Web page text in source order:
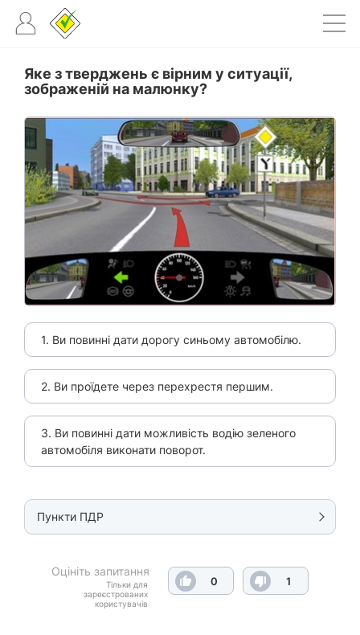
Яке з тверджень є вірним у ситуації,
зображеній на малюнку?
1. Ви повинні дати дорогу синьому автомобілю.
2. Ви проїдете через перехрестя першим.
3. Ви повинні дати можливість водію зеленого
автомобіля виконати поворот.
Пункти ПДР
Оцініть запитання
Тільки для
зареєстрованих
користувачів
0 1